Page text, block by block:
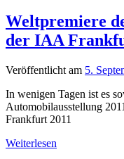
Weltpremiere
der IAA
Veröffentlicht am 5.
In wenigen Tagen ist es
Automobilausstellung
Frankfurt 2011
Weiterlesen